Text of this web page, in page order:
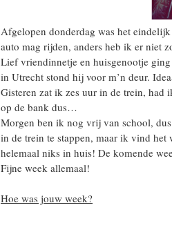
Afgelopen donderdag was het
auto mag rijden, anders heb ik er niet
Lief vriendinnetje en huisgenootje
in Utrecht stond hij voor m’n deur.
Gisteren zat ik zes uur in de trein, had
op de bank dus…
Morgen ben ik nog vrij van school,
in de trein te stappen, maar ik vind
helemaal niks in huis! De komende
Fijne week allemaal!
Hoe was jouw week?